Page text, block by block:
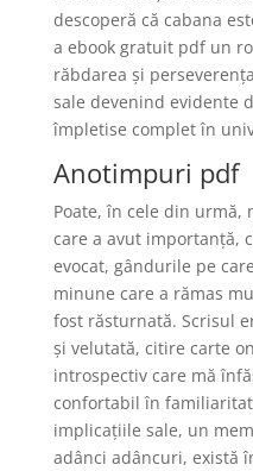
descoperă că cabana
a ebook gratuit pdf un
răbdarea și
sale devenind evidente
împletise complet în
Anotimpuri pdf
Poate, în cele din urmă,
care a avut importanță,
evocat, gândurile pe
minune care a rămas
fost răsturnată. Scrisul
și velutată, citire carte
introspectiv care mă
confortabil în
implicațiile sale, un
adânci adâncuri, există